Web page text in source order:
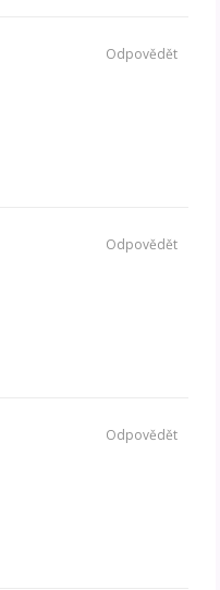
Odpovědět
Odpovědět
Odpovědět